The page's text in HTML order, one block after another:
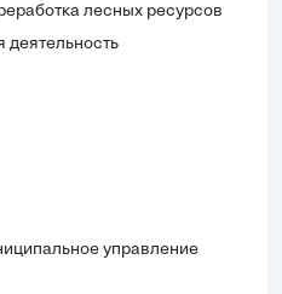
лесных ресурсов
управление